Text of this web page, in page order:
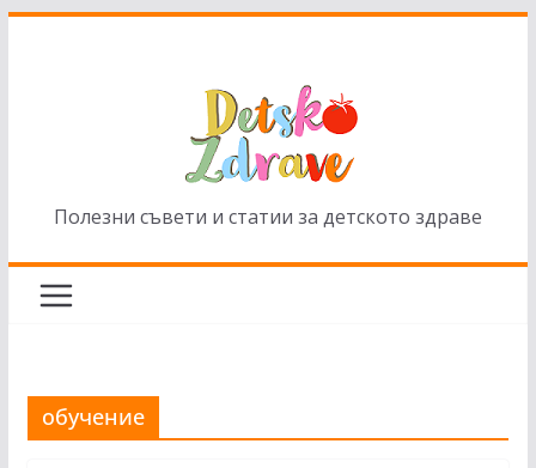
Полезни съвети и статии за детското здраве
обучение